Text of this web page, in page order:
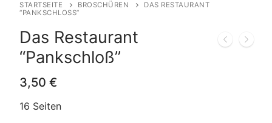
STARTSEITE BROSCHÜREN
DAS RESTAURANT
“PANKSCHLOSS”
Das Restaurant
“Pankschloß”
3,50 €
16 Seiten